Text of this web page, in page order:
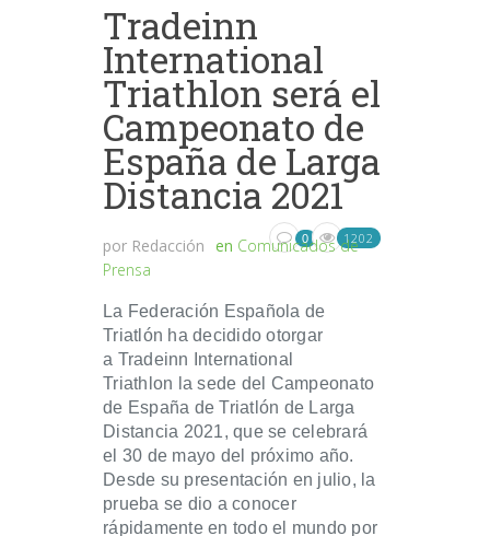
Tradeinn
International
Triathlon será el
Campeonato de
España de Larga
Distancia 2021
por Redacción en Comunicados de
Prensa
0 1202
La Federación Española de
Triatlón ha decidido otorgar
a Tradeinn International
Triathlon la sede del Campeonato
de España de Triatlón de Larga
Distancia 2021, que se celebrará
el 30 de mayo del próximo año.
Desde su presentación en julio, la
prueba se dio a conocer
rápidamente en todo el mundo por